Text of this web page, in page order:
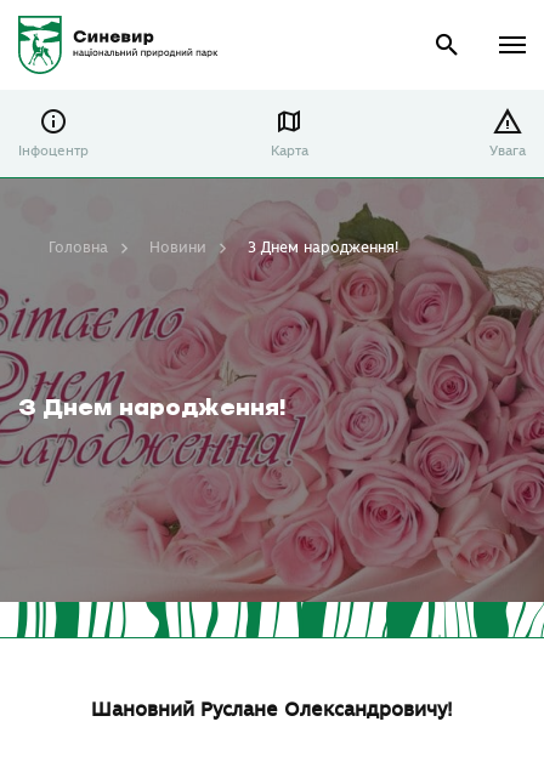
Інфоцентр Карта Увага
З Днем народження!
Головна Новини З Днем народження!
Шановний Руслане Олександровичу!